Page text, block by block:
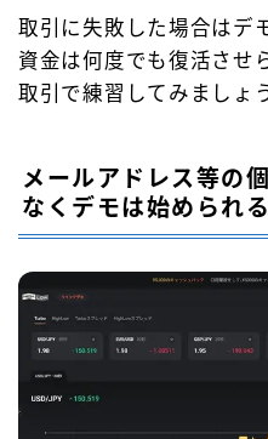
取引に失敗した場合はデ
資金は何度でも復活させ
取引で練習してみましょ
メールアドレス等の
なくデモは始められる